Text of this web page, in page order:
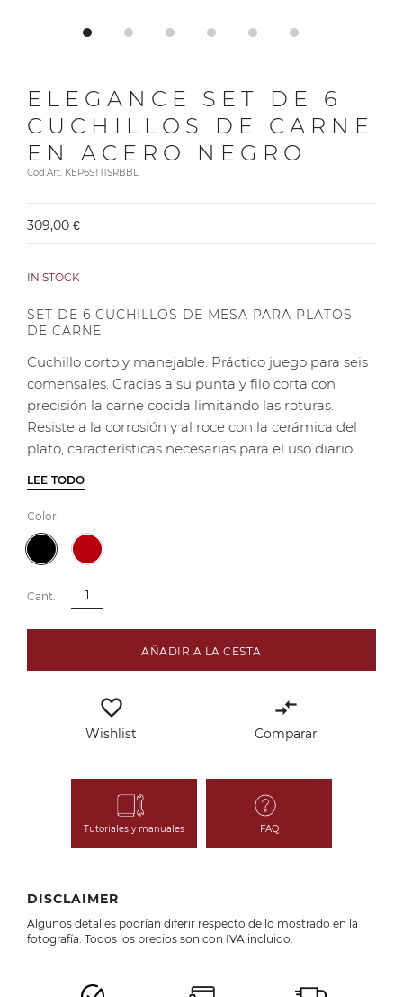
ELEGANCE SET DE 6
CUCHILLOS DE CARNE
EN ACERO NEGRO
Cod.Art. KEP6ST11SRBBL
309,00 €
IN STOCK
SET DE 6 CUCHILLOS DE MESA PARA PLATOS
DE CARNE
Cuchillo corto y manejable. Práctico juego para seis
comensales. Gracias a su punta y filo corta con
precisión la carne cocida limitando las roturas.
Resiste a la corrosión y al roce con la cerámica del
plato, características necesarias para el uso diario.
LEE TODO
Color
Cant.
AÑADIR A LA CESTA
favorite_border
Wishlist
compare_arrows
Comparar
Tutoriales y manuales FAQ
DISCLAIMER
Algunos detalles podrían diferir respecto de lo mostrado en la
fotografía. Todos los precios son con IVA incluido.